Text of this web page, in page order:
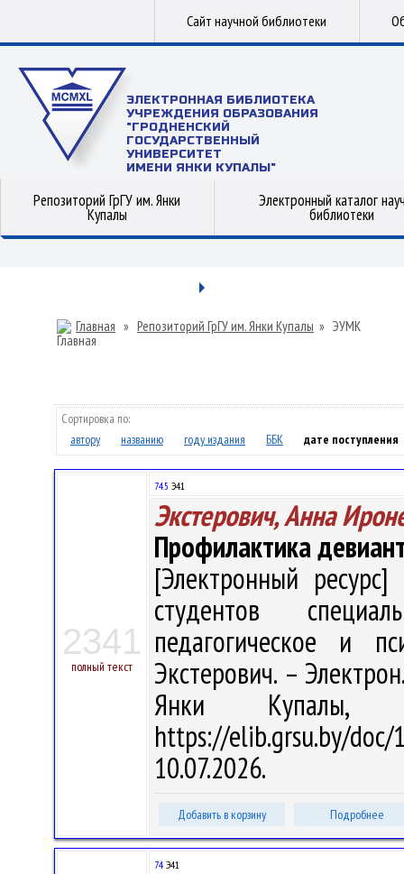
Сайт научной библиотеки
ЭЛЕКТРОННАЯ БИБЛИОТЕКА
УЧРЕЖДЕНИЯ ОБРАЗОВАНИЯ
"ГРОДНЕНСКИЙ
ГОСУДАРСТВЕННЫЙ
УНИВЕРСИТЕТ
ИМЕНИ ЯНКИ КУПАЛЫ"
Репозиторий ГрГУ им. Янки
Купалы
Электронный каталог
библиотеки
Главная » Репозиторий ГрГУ им. Янки Купалы » ЭУМК
Сортировка по:
автору
названию году издания ББК дате поступления
2341
полный текст
74.5 Э41
Экстерович, Анна
Профилактика
[Электронный
студентов
педагогическое и
Экстерович. –
Янки
https://elib.grsu.by/
10.07.2026.
Добавить в корзину Подробнее
74 Э41